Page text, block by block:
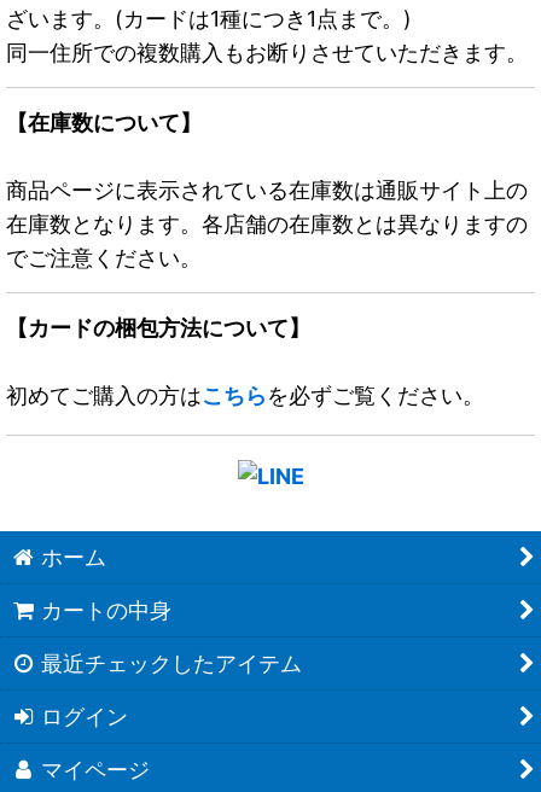
ざいます。(カードは1種につき1点まで。)
同一住所での複数購入もお断りさせていただきます。
【在庫数について】
商品ページに表示されている在庫数は通販サイト上の
在庫数となります。各店舗の在庫数とは異なりますの
でご注意ください。
【カードの梱包方法について】
初めてご購入の方はこちらを必ずご覧ください。
ホーム
カートの中身
最近チェックしたアイテム
ログイン
マイページ